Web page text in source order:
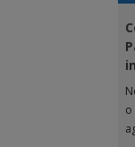
o